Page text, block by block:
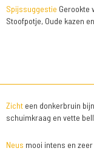
Spijssuggestie Gerookte
Stoofpotje, Oude kazen
Zichteen donkerbruin
schuimkraag en vette
Neus mooi intens en